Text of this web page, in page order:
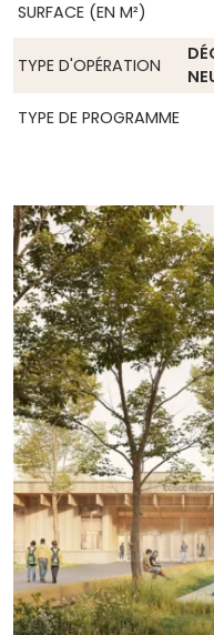
SURFACE (EN M²)
TYPE D'OPÉRATION
TYPE DE PROGRAMME